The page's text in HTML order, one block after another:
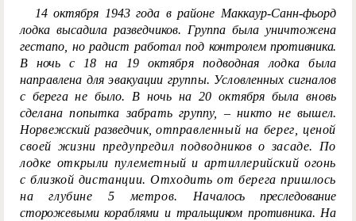
14 октября 1943 года в районе Маккаур-Санн-фьорд
лодка высадила разведчиков. Группа была уничтожена
гестапо, но радист работал под контролем противника.
В ночь с 18 на
19 октября подводная лодка была
направлена для эвакуации группы. Условленных сигналов
с берега не было. В ночь на 20 октября была вновь
сделана попытка забрать группу, – никто не вышел.
Норвежский разведчик,отправленный на берег, ценой
своей жизни предупредил подводников о засаде. По
лодке открыли пулеметный и артиллерийский огонь
с близкой дистанции. Отходить от берега пришлось
на глубине 5 метров. Началось преследование
сторожевыми кораблями и тральщиком противника. На